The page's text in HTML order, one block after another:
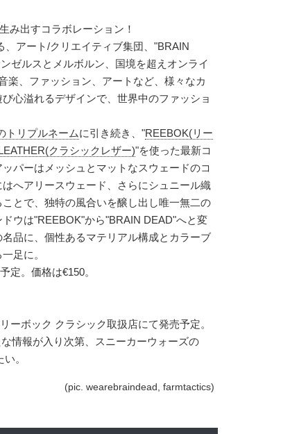
み出すコラボレーション！
、アート/クリエイティブ集団、"BRAIN
ゼルスとメルボルン、国境を超えオンライ
楽、ファッション、アートなど、様々なカ
心溢れるデザインで、世界中のファッショ
トリプルネームに引き続き、"REEBOK(リー
クラシックレザー)"を使った最新コ
パーはメッシュとマットなスウェードのコ
へアリースウェード、さらにシュニール織
とで、独特の風合いを醸し出し唯一無二の
ウは"REEBOK"から"BRAIN DEAD"へと変
品に、個性あるマテリアル構成とカラーブ
足に。
定。価格は‎€150。
ーボック クラシック取扱店にて発売予定。
情報が入り次第、スニーカーウォーズの
。
(pic. wearebraindead, farmtactics)